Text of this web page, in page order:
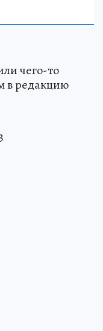
чего-то
в редакцию